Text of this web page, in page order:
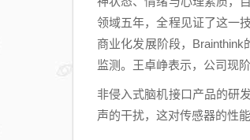
领域五年，全程见证了这一
商业化发展阶段，
监测。王卓峥表示，公司现
非侵入式脑机接口产品的研
声的干扰，这对传感器的性